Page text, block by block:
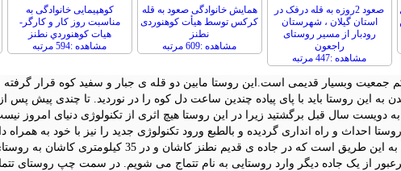
صعود 2روزه به قله درفک در
استان گیلان ، شهرستان
رودبار از مسیر روستای
راجعون
مشاهده :447 مرتبه
همایش خانوادگی صعود به قله
کرکس توسط هیأت کوهنوردی
نطنز
مشاهده :609 مرتبه
کوهپیمایی خانوادگی به
مناسبت روز کار و کارگر-
هيات كوهنوردي نطنز
مشاهده :594 مرتبه
وبسیار قدیمی است.این روستا مابین دو قله ی جبار و سفید کوه قرار گرفته
به این روستا باید با پای پیاده چندین ساعت دل کوه را در نوردید. تا چندی پیش پس
دویست سال قبل برگشتید زیرا در این روستا هیچ اثری از تکنولوژی دنیای امروز
احداث و راه انداری گردیده و بالطبع ورود تکنولوژی جدید را نیز با خود به
مسیر رسیدن به این روستا به این طریق است که در جاده ی قدیم
بعد از 25 کیلومترعبور از یک جاده دیگر وارد روستایی به نام تتماج می شویم. در سمت چپ